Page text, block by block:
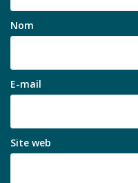
Nom
E-mail
Site web